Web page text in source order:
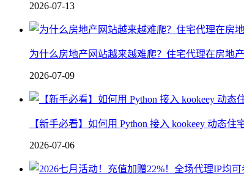
2026-07-13
为什么房地产网站越来越难爬？住宅代理在房地
2026-07-09
【新手必看】如何用 Python 接入 kookeey 动态住
2026-07-06